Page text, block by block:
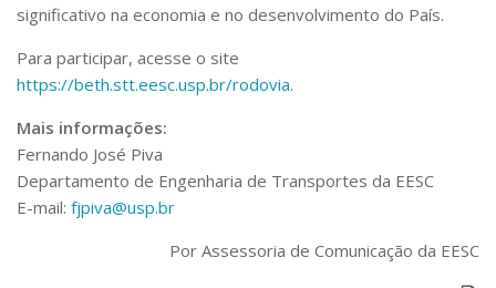
Serviços
Apoio ao Estudante
Segurança, Trânsito e Prevenção
Outros serviços
Comunicação
Assessorias e Mídias
significativo na economia e no desenvolvimento do País.
Para participar, acesse o site
https://beth.stt.eesc.usp.br/rodovia.
Mais informações:
Fernando José Piva
Departamento de Engenharia de Transportes da EESC
E-mail: fjpiva@usp.br
Por Assessoria de Comunicação da EESC